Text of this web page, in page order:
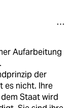
Aufarbeitung
der
es nicht. Ihre
Staat wird